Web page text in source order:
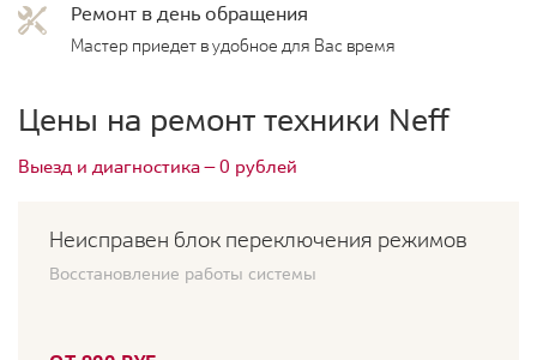
Ремонт в день обращения
Мастер приедет в удобное для Вас время
Цены на ремонт техники Neff
Выезд и диагностика — 0 рублей
Неисправен блок переключения режимов
Восстановление работы системы